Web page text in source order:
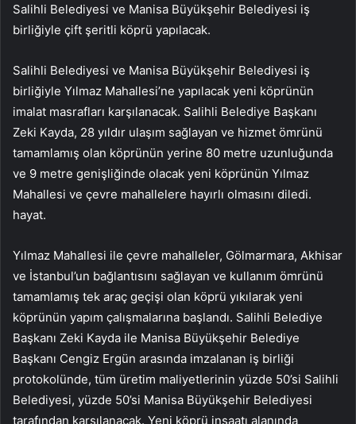
Salihli Belediyesi ve Manisa Büyükşehir Belediyesi iş
birliğiyle çift şeritli köprü yapılacak.
Salihli Belediyesi ve Manisa Büyükşehir Belediyesi iş
birliğiyle Yılmaz Mahallesi’ne yapılacak yeni köprünün
imalat masrafları karşılanacak. Salihli Belediye Başkanı
Zeki Kayda, 28 yıldır ulaşım sağlayan ve hizmet ömrünü
tamamlamış olan köprünün yerine 80 metre uzunluğunda
ve 9 metre genişliğinde olacak yeni köprünün Yılmaz
Mahallesi ve çevre mahallelere hayırlı olmasını diledi.
hayat.
Yılmaz Mahallesi ile çevre mahalleler, Gölmarmara, Akhisar
ve İstanbul’un bağlantısını sağlayan ve kullanım ömrünü
tamamlamış tek araç geçişi olan köprü yıkılarak yeni
köprünün yapım çalışmalarına başlandı. Salihli Belediye
Başkanı Zeki Kayda ile Manisa Büyükşehir Belediye
Başkanı Cengiz Ergün arasında imzalanan iş birliği
protokolünde, tüm üretim maliyetlerinin yüzde 50’si Salihli
Belediyesi, yüzde 50’si Manisa Büyükşehir Belediyesi
tarafından karşılanacak. Yeni köprü inşaatı alanında